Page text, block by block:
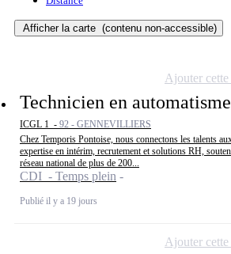
Afficher la carte (contenu non-accessible)
Technicien en
ICGL 1 - 92 - GENNEVILLIERS
Chez Temporis Pontoise, nous connectons les talents
expertise en intérim, recrutement et solutions RH,
réseau national de plus de 200...
CDI - Temps plein
Publié il y a 19 jours
Ajouter
Ajouter